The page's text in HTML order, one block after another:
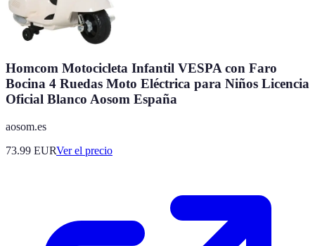
Homcom Motocicleta Infantil VESPA con Faro
Bocina 4 Ruedas Moto Eléctrica para Niños Licencia
Oficial Blanco Aosom España
aosom.es
73.99 EURVer el precio